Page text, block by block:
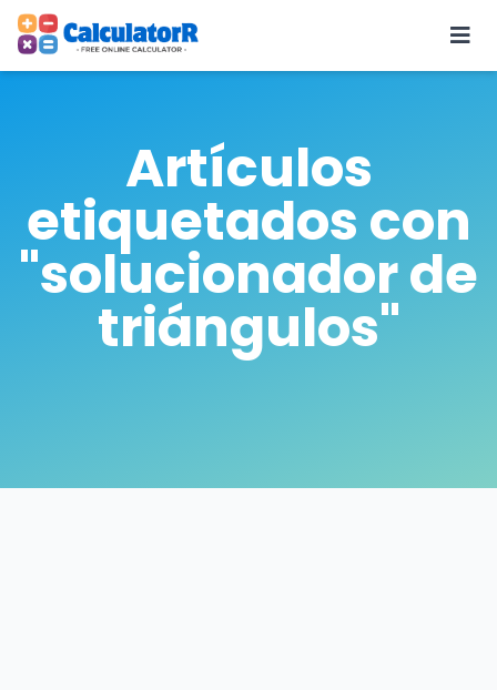
Artículos
etiquetados con
"solucionador de
triángulos"